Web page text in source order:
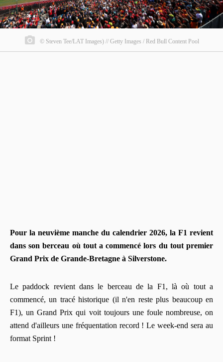
© Steven Tee/LAT Images) // Getty Images / Red Bull Content Pool
Pour la neuvième manche du calendrier 2026, la F1 revient
dans son berceau où tout a commencé lors du tout premier
Grand Prix de Grande-Bretagne à Silverstone.
Le paddock revient dans le berceau de la F1, là où tout a
commencé, un tracé historique (il n'en reste plus beaucoup en
F1), un Grand Prix qui voit toujours une foule nombreuse, on
attend d'ailleurs une fréquentation record ! Le week-end sera au
format Sprint !